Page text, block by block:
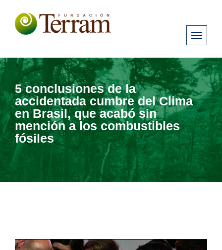
5 conclusiones de la
accidentada cumbre del Clima
en Brasil, que acabó sin
mención a los combustibles
fósiles